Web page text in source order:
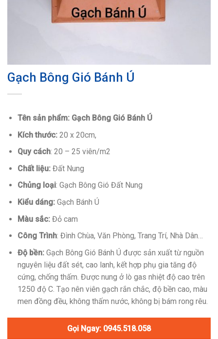
Gạch Bông Gió Bánh Ú
Tên sản phẩm: Gạch Bông Gió Bánh Ú
Kích thước: 20 x 20cm,
Quy cách: 20 – 25 viên/m2
Chất liệu: Đất Nung
Chủng loại: Gạch Bông Gió Đất Nung
Kiểu dáng: Gạch Bánh Ú
Màu sắc: Đỏ cam
Công Trình: Đình Chùa, Văn Phòng, Trang Trí, Nhà Dân…
Độ bền: Gạch Bông Gió Bánh Ú được sản xuất từ nguồn
nguyên liệu đất sét, cao lanh, kết hợp phụ gia tăng độ
cứng, chống thấm. Được nung ở lò gas nhiệt độ cao trên
1250 độ C. Tạo nên viên gạch rắn chắc, độ bền cao, màu
men đồng đều, không thấm nước, không bị bám rong rêu.
Gọi Ngay: 0945.518.058